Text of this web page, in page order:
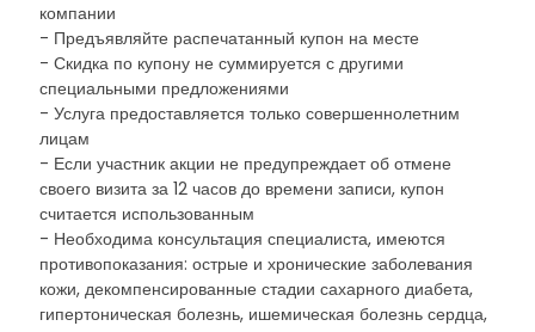
компании
- Предъявляйте распечатанный купон на месте
- Скидка по купону не суммируется с другими
специальными предложениями
- Услуга предоставляется только совершеннолетним
лицам
- Если участник акции не предупреждает об отмене
своего визита за 12 часов до времени записи, купон
считается использованным
- Необходима консультация специалиста, имеются
противопоказания: острые и хронические заболевания
кожи, декомпенсированные стадии сахарного диабета,
гипертоническая болезнь, ишемическая болезнь сердца,